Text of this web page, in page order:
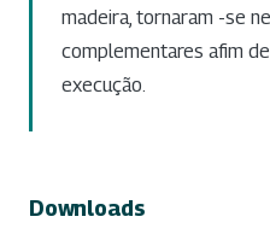
madeira, tornaram -se
complementares afim
execução.
Downloads